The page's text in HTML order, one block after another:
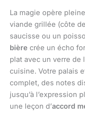
La magie opère
viande grillée (côte
saucisse ou un
bière crée un écho
plat avec un verre de
cuisine. Votre palais
complet, des notes
jusqu’à l’expression
une leçon d’accord